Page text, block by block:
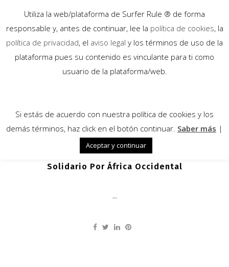
22
Ismail Benlamih: Surftrip
Solidario Por África Occidental
...
Utiliza la web/plataforma de Surfer Rule ® de forma
responsable y, antes de continuar, lee la política de cookies, la
política de privacidad, el aviso legal y los términos de uso de la
plataforma pues su contenido es vinculante para ti como
usuario de la plataforma/web.
Si estás de acuerdo con nuestra política de cookies y los
demás términos, haz click en el botón continuar. Saber más |
Aceptar y continuar